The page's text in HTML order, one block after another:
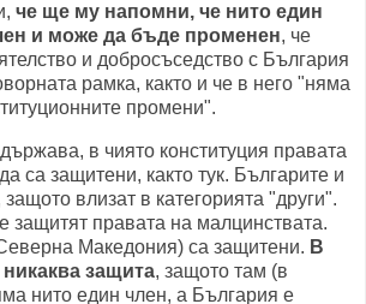
че ще му напомни, че нито един
и може да бъде променен, че
и добросъседство с България
рамка, както и че в него "няма
промени".
в чиято конституция правата
са защитени, както тук. Българите и
влизат в категорията "други".
защитят правата на малцинствата.
Македония) са защитени. В
защита, защото там (в
нито един член, а България е